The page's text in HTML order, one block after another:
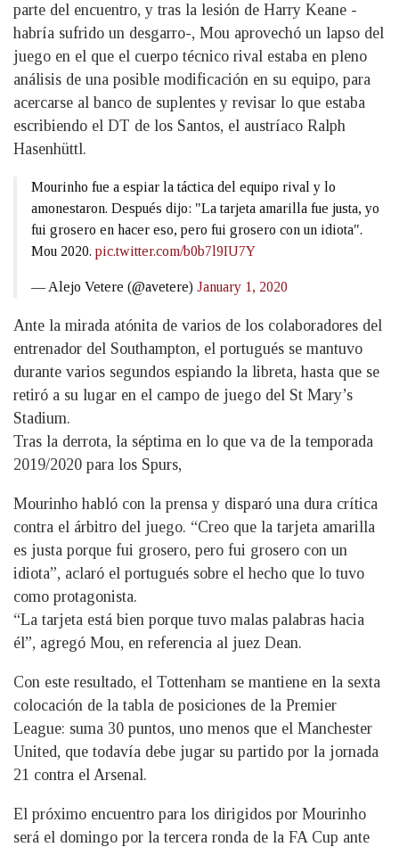
parte del encuentro, y tras la lesión de Harry Keane -
habría sufrido un desgarro-, Mou aprovechó un lapso del
juego en el que el cuerpo técnico rival estaba en pleno
análisis de una posible modificación en su equipo, para
acercarse al banco de suplentes y revisar lo que estaba
escribiendo el DT de los Santos, el austríaco Ralph
Hasenhüttl.
Mourinho fue a espiar la táctica del equipo rival y lo
amonestaron. Después dijo: "La tarjeta amarilla fue justa, yo
fui grosero en hacer eso, pero fui grosero con un idiota".
Mou 2020. pic.twitter.com/b0b7l9IU7Y
— Alejo Vetere (@avetere) January 1, 2020
Ante la mirada atónita de varios de los colaboradores del
entrenador del Southampton, el portugués se mantuvo
durante varios segundos espiando la libreta, hasta que se
retiró a su lugar en el campo de juego del St Mary’s
Stadium.
Tras la derrota, la séptima en lo que va de la temporada
2019/2020 para los Spurs,
Mourinho habló con la prensa y disparó una dura crítica
contra el árbitro del juego. “Creo que la tarjeta amarilla
es justa porque fui grosero, pero fui grosero con un
idiota”, aclaró el portugués sobre el hecho que lo tuvo
como protagonista.
“La tarjeta está bien porque tuvo malas palabras hacia
él”, agregó Mou, en referencia al juez Dean.
Con este resultado, el Tottenham se mantiene en la sexta
colocación de la tabla de posiciones de la Premier
League: suma 30 puntos, uno menos que el Manchester
United, que todavía debe jugar su partido por la jornada
21 contra el Arsenal.
El próximo encuentro para los dirigidos por Mourinho
será el domingo por la tercera ronda de la FA Cup ante